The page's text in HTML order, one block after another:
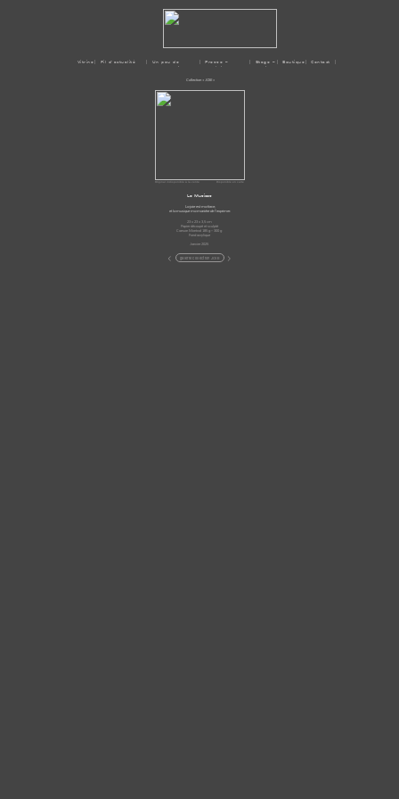
Vitrine | Fil d'actualité
| Un peu de
moi
| Presse –
Médias
| Stage –
Ateliers
| Boutique | Contact |
Collection « JOIE »
Original indisponible à la vente Disponible en carte
Le Musicos
La joie est ma force,
et la musique ma manière de l’exprimer.
23 x 23 x 3,5 cm
Papier découpé et sculpté
Canson Montval 185 g – 300 g
Fond acrylique
Janvier 2025
< galerie collection JOIE >